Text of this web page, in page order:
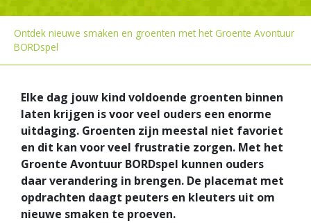
Ontdek nieuwe smaken en groenten met het Groente Avontuur
BORDspel
Elke dag jouw kind voldoende groenten binnen
laten krijgen is voor veel ouders een enorme
uitdaging. Groenten zijn meestal niet favoriet
en dit kan voor veel frustratie zorgen. Met het
Groente Avontuur BORDspel kunnen ouders
daar verandering in brengen. De placemat met
opdrachten daagt peuters en kleuters uit om
nieuwe smaken te proeven.